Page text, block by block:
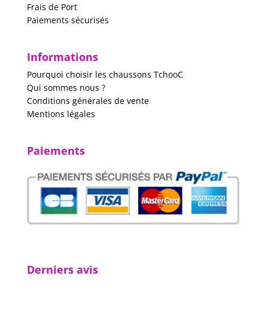
Frais de Port
Paiements sécurisés
Informations
Pourquoi choisir les chaussons TchooC
Qui sommes nous ?
Conditions générales de vente
Mentions légales
Paiements
Derniers avis